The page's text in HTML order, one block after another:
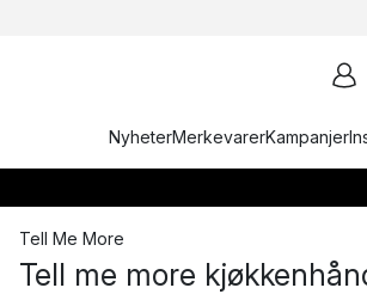
NyheterMerkevarerKampanjer
Tell Me More
Tell me more